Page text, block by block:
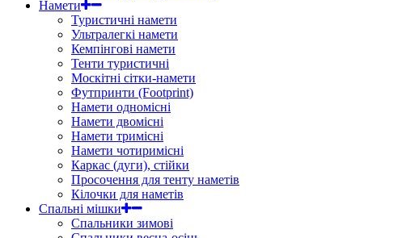
Намети
Туристичні намети
Ультралегкі намети
Кемпінгові намети
Тенти туристичні
Москітні сітки-намети
Футпринти (Footprint)
Намети одномісні
Намети двомісні
Намети тримісні
Намети чотиримісні
Каркас (дуги), стійки
Просочення для тенту наметів
Кілочки для наметів
Спальні мішки
Спальники зимові